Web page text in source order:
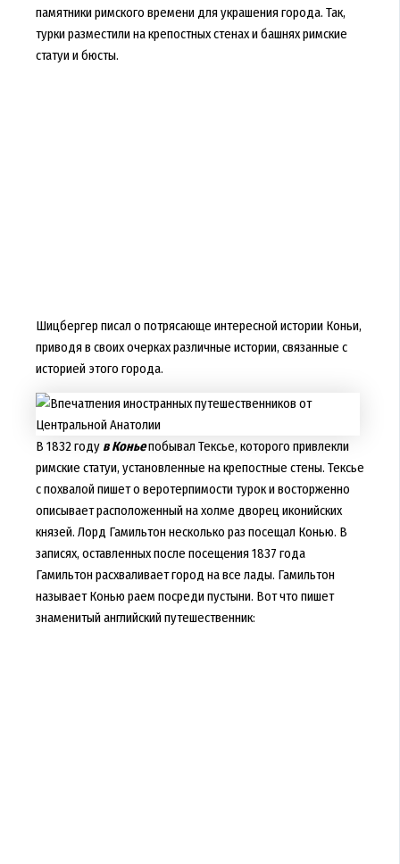
памятники римского времени для украшения города. Так,
турки разместили на крепостных стенах и башнях римские
статуи и бюсты.
Шицбергер писал о потрясающе интересной истории Коньи,
приводя в своих очерках различные истории, связанные с
историей этого города.
В 1832 годув Коньепобывал Тексье, которого привлекли
римские статуи, установленные на крепостные стены. Тексье
с похвалой пишет о веротерпимости турок и восторженно
описывает расположенный на холме дворец иконийских
князей. Лорд Гамильтон несколько раз посещал Конью. В
записях, оставленных после посещения 1837 года
Гамильтон расхваливает город на все лады. Гамильтон
называет Конью раем посреди пустыни. Вот что пишет
знаменитый английский путешественник: